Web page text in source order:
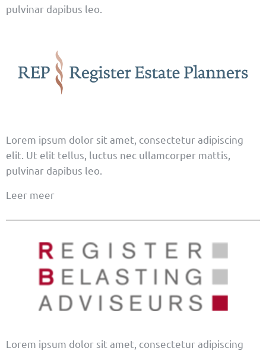
pulvinar dapibus leo.
Lorem ipsum dolor sit amet, consectetur adipiscing
elit. Ut elit tellus, luctus nec ullamcorper mattis,
pulvinar dapibus leo.
Leer meer
Lorem ipsum dolor sit amet, consectetur adipiscing